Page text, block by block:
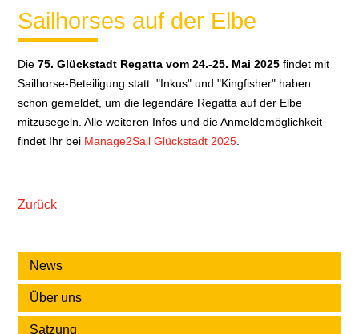
Sailhorses auf der Elbe
Die75. Glückstadt Regatta vom 24.-25. Mai 2025 findet mit
Sailhorse-Beteiligung statt. "Inkus" und "Kingfisher" haben
schon gemeldet, um die legendäre Regatta auf der Elbe
mitzusegeln. Alle weiteren Infos und die Anmeldemöglichkeit
findet Ihr bei Manage2Sail Glückstadt 2025
Zurück
News
Über uns
Satzung